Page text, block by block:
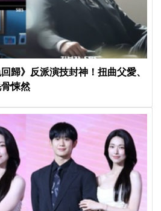
歸》反派演技封神！扭曲父愛、
悚然